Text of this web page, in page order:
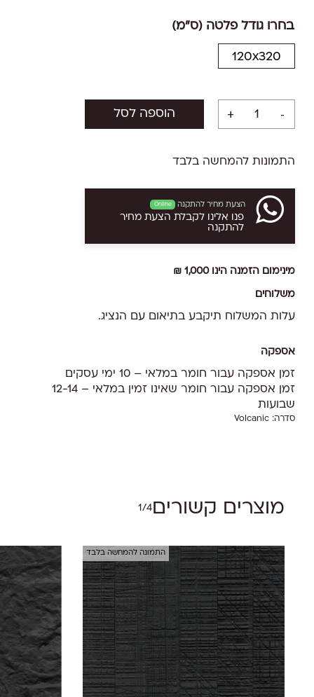
בחרו גודל פלטה (ס"מ)
120x320
הוספה לסל
התמונות להמחשה בלבד
הצעת מחיר להתקנה Online
פנו אלינו לקבלת הצעת מחיר
להתקנה
מינימום הזמנה הינו 1,000 ₪
משלוחים
עלות המשלוח תיקבע בתיאום עם הנציג.
אספקה
זמן אספקה עבור חומר במלאי – 10 ימי עסקים
זמן אספקה עבור חומר שאינו זמין במלאי – 12-14
שבועות
סדרה: Volcanic
מוצרים קשורים1/4
התמונה להמחשה בלבד